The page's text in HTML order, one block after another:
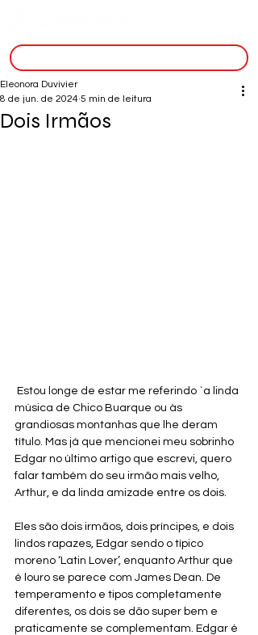
Dois Irmãos
Eleonora Duvivier
8 de jun. de 2024 5 min de leitura
Estou longe de estar me referindo `a linda
música de Chico Buarque ou às
grandiosas montanhas que lhe deram
título. Mas já que mencionei meu sobrinho
Edgar no último artigo que escrevi, quero
falar também do seu irmão mais velho,
Arthur, e da linda amizade entre os dois.
Eles são dois irmãos, dois príncipes, e dois
lindos rapazes, Edgar sendo o típico
moreno ‘Latin Lover’, enquanto Arthur que
é louro se parece com James Dean. De
temperamento e tipos completamente
diferentes, os dois se dão super bem e
praticamente se complementam. Edgar é